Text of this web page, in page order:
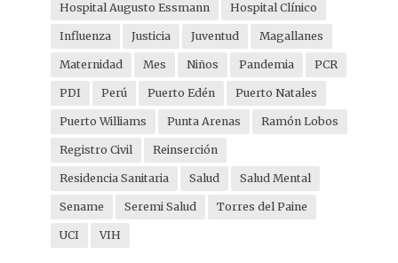
Hospital Augusto Essmann Hospital Clínico
Influenza Justicia Juventud Magallanes
Maternidad Mes Niños Pandemia PCR
PDI Perú Puerto Edén Puerto Natales
Puerto Williams Punta Arenas Ramón Lobos
Registro Civil Reinserción
Residencia Sanitaria Salud Salud Mental
Sename Seremi Salud Torres del Paine
UCI VIH